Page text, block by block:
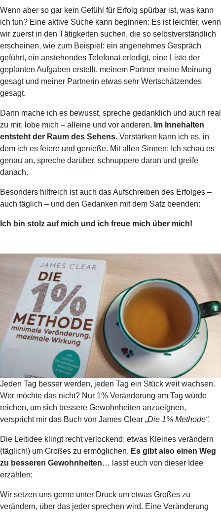
Wenn aber so gar kein Gefühl für Erfolg spürbar ist, was kann
ich tun? Eine aktive Suche kann beginnen: Es ist leichter, wenn
wir zuerst in den Tätigkeiten suchen, die so selbstverständlich
erscheinen, wie zum Beispiel: ein angenehmes Gespräch
geführt, ein anstehendes Telefonat erledigt, eine Liste der
geplanten Aufgaben erstellt, meinem Partner meine Meinung
gesagt und meiner Partnerin etwas sehr Wertschätzendes
gesagt.
Dann mache ich es bewusst, spreche gedanklich und auch real
zu mir, lobe mich – alleine und vor anderen. Im Innehalten
entsteht der Raum des Sehens. Verstärken kann ich es, in
dem ich es feiere und genieße. Mit allen Sinnen: Ich schau es
genau an, spreche darüber, schnuppere daran und greife
danach.
Besonders hilfreich ist auch das Aufschreiben des Erfolges –
auch täglich – und den Gedanken mit dem Satz beenden:
Ich bin stolz auf mich und ich freue mich über mich!
Jeden Tag besser werden, jeden Tag ein Stück weit wachsen.
Wer möchte das nicht? Nur 1% Veränderung am Tag würde
reichen, um sich bessere Gewohnheiten anzueignen,
verspricht mir das Buch von James Clear „Die 1% Methode“.
Die Leitidee klingt recht verlockend: etwas Kleines verändern
(täglich!) um Großes zu ermöglichen. Es gibt also einen Weg
zu besseren Gewohnheiten… lasst euch von dieser Idee
erzählen:
Wir setzen uns gerne unter Druck um etwas Großes zu
verändern, über das jeder sprechen wird. Eine Veränderung